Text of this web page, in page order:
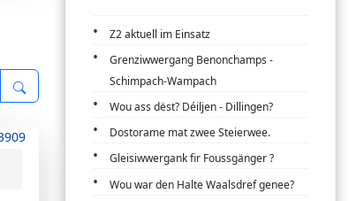
Z2 aktuell im Einsatz
Grenziwwergang Benonchamps -
Schimpach-Wampach
Wou ass dëst? Déiljen - Dillingen?
Dostorame mat zwee Steierwee.
Gleisiwwergank fir Foussgänger ?
Wou war den Halte Waalsdref genee?